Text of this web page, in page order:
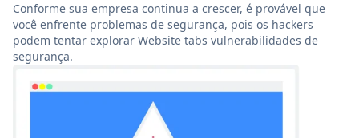
Conforme sua empresa continua a crescer, é provável que
você enfrente problemas de segurança, pois os hackers
podem tentar explorar Website tabs vulnerabilidades de
segurança.